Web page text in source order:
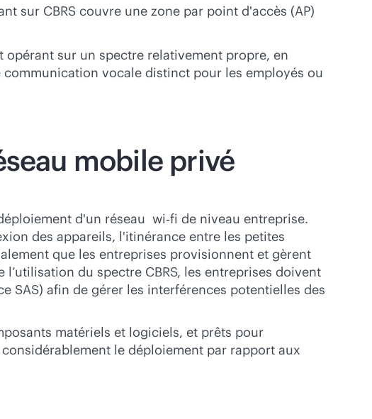
sur CBRS couvre une zone par point d'accès (AP)
sur un spectre relativement propre, en
vocale distinct pour les employés ou
mobile privé
d'un réseau wi‑fi de niveau entreprise.
des appareils, l'itinérance entre les petites
que les entreprises provisionnent et gèrent
du spectre CBRS, les entreprises doivent
SAS) afin de gérer les interférences potentielles des
matériels et logiciels, et prêts pour
le déploiement par rapport aux